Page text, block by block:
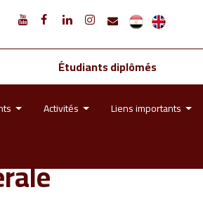
Étudiants diplômés
Activités Liens importants